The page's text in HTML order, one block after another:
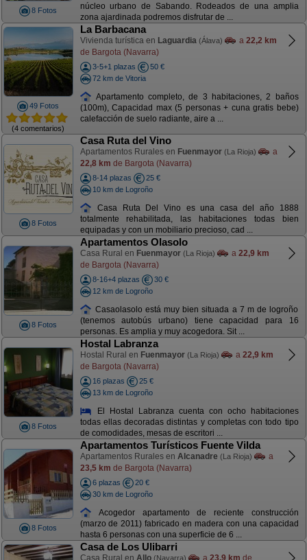
8 Fotos
núcleo urbano de Sabando. Rodeados de una amplia
zona ajardinada podremos disfrutar de ...
49 Fotos
(4 comentarios)
La Barbacana
Vivienda turística en Laguardia (Álava) a 22,2 km
de Bargota (Navarra)
3-5+1 plazas
50 €
72 km de Vitoria
Apartamento completo, de 3 habitaciones, 2 baños
(100m), Capacidad max (5 personas + cuna gratis bebe)
calefacción de suelo radiante, aire a ...
8 Fotos
Casa Ruta del Vino
Apartamentos Rurales en Fuenmayor (La Rioja)
a
22,8 km de Bargota (Navarra)
8-14 plazas
25 €
10 km de Logroño
Casa Ruta Del Vino es una casa del año 1888
totalmente rehabilitada, las habitaciones todas bien
equipadas y con un mobiliario precioso, cad ...
8 Fotos
Apartamentos Olasolo
Casa Rural en Fuenmayor (La Rioja) a 22,9 km
de Bargota (Navarra)
8-16+4 plazas
30 €
12 km de Logroño
Casaolasolo está muy bien situada a 7 m de logroño
(tenemos autobús urbano) tiene capacidad para 16
personas. Es amplia y muy acogedora. Sit ...
8 Fotos
Hostal Labranza
Hostal Rural en Fuenmayor (La Rioja) a 22,9 km
de Bargota (Navarra)
16 plazas
25 €
13 km de Logroño
El Hostal Labranza cuenta con ocho habitaciones
todas ellas decoradas distintas y completas con todo tipo
de comodidades, mesas de escritori ...
8 Fotos
Apartamentos Turísticos Fuente Vilda
Apartamentos Rurales en Alcanadre (La Rioja)
a
23,5 km de Bargota (Navarra)
6 plazas
20 €
30 km de Logroño
Acogedor apartamento de reciente construcción
(marzo de 2011) fabricado en madera con una capacidad
hasta 6 personas con una superficie de 6 ...
Casa de Los Ulibarri
Casa Rural en Allo (Navarra) a 23,9 km de